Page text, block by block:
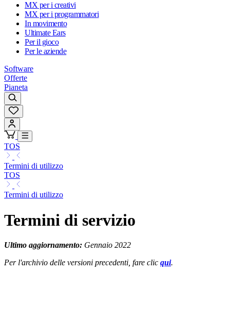
MX per i creativi
MX per i programmatori
In movimento
Ultimate Ears
Per il gioco
Per le aziende
Software
Offerte
Pianeta
TOS
Termini di utilizzo
TOS
Termini di utilizzo
Termini di servizio
Ultimo aggiornamento: Gennaio 2022
Per l'archivio delle versioni precedenti, fare clic qui.